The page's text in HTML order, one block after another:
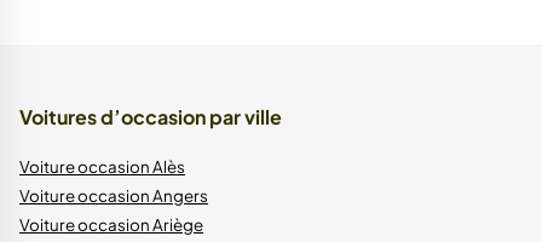
Voitures d’occasion par ville
Voiture occasion Alès
Voiture occasion Angers
Voiture occasion Ariège